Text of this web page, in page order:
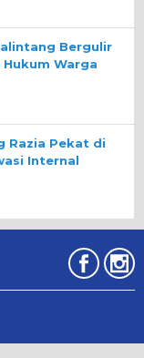
Bergulir
Hukum Warga
Razia Pekat di
Internal